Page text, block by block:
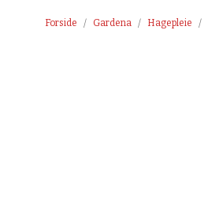
Forside Gardena Hagepleie